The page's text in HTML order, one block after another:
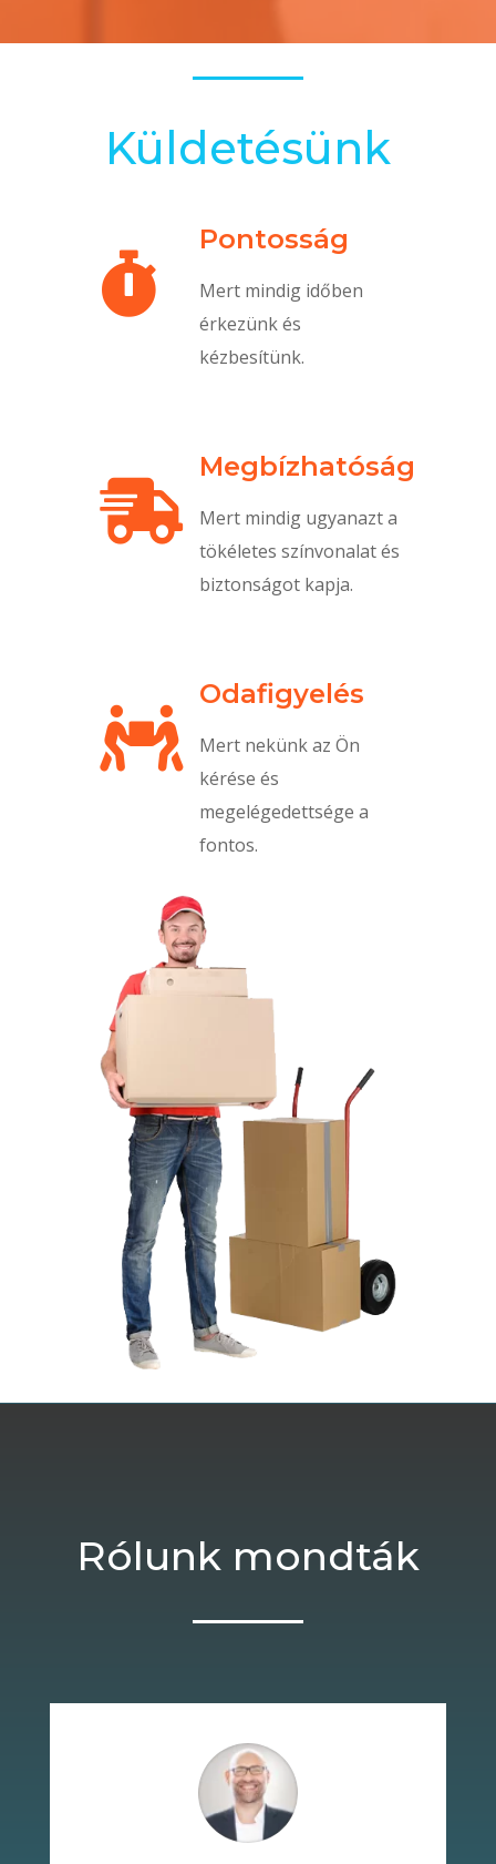
Küldetésünk

Pontosság
Mert mindig időben
érkezünk és
kézbesítünk.

Megbízhatóság
Mert mindig ugyanazt a
tökéletes színvonalat és
biztonságot kapja.

Odafigyelés
Mert nekünk az Ön
kérése és
megelégedettsége a
fontos.
Rólunk mondták